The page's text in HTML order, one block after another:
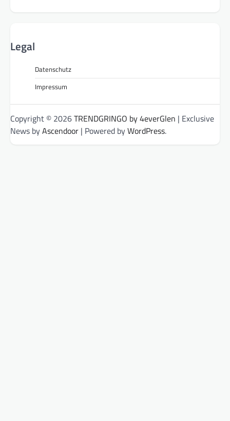
Legal
Datenschutz
Impressum
Copyright © 2026TRENDGRINGO by 4everGlen | Exclusive
News byAscendoor | Powered byWordPress.